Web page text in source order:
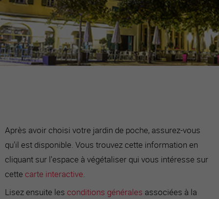
Après avoir choisi votre jardin de poche, assurez-vous
qu'il est disponible. Vous trouvez cette information en
cliquant sur l'espace à végétaliser qui vous intéresse sur
cette carte interactive.
Lisez ensuite les conditions générales associées à la